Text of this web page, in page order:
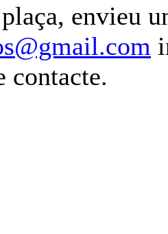
envieu
contacte.